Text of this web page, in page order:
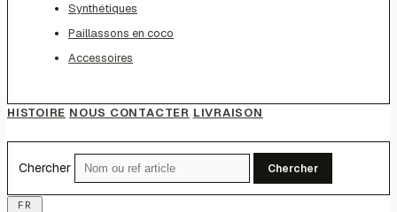
Synthétiques
Paillassons en coco
Accessoires
HISTOIRE NOUS CONTACTER LIVRAISON
Chercher Chercher